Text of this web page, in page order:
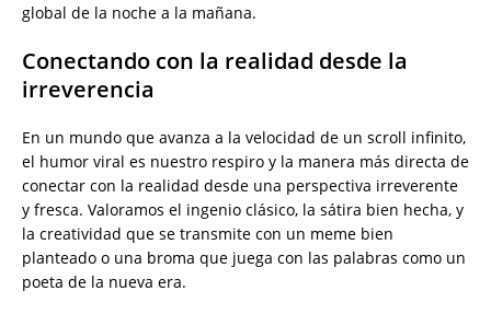
global de la noche a la mañana.
Conectando con la realidad desde la
irreverencia
En un mundo que avanza a la velocidad de un scroll infinito,
el humor viral es nuestro respiro y la manera más directa de
conectar con la realidad desde una perspectiva irreverente
y fresca. Valoramos el ingenio clásico, la sátira bien hecha, y
la creatividad que se transmite con un meme bien
planteado o una broma que juega con las palabras como un
poeta de la nueva era.